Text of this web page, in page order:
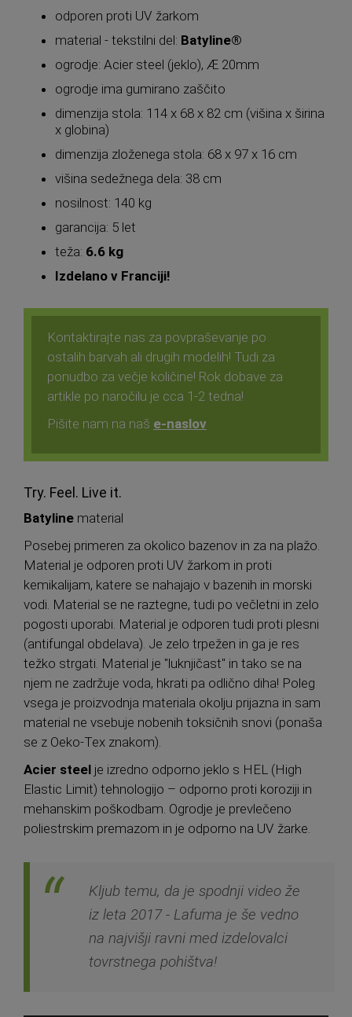
odporen proti UV žarkom
material - tekstilni del: Batyline®
ogrodje: Acier steel (jeklo), Æ 20mm
ogrodje ima gumirano zaščito
dimenzija stola: 114 x 68 x 82 cm (višina x širina
x globina)
dimenzija zloženega stola: 68 x 97 x 16 cm
višina sedežnega dela: 38 cm
nosilnost: 140 kg
garancija: 5 let
teža: 6.6 kg
Izdelano v Franciji!
Kontaktirajte nas za povpraševanje po
ostalih barvah ali drugih modelih! Tudi za
ponudbo za večje količine! Rok dobave za
artikle po naročilu je cca 1-2 tedna!
Pišite nam na naš e-naslov
Try. Feel. Live it.
Batyline material
Posebej primeren za okolico bazenov in za na plažo.
Material je odporen proti UV žarkom in proti
kemikalijam, katere se nahajajo v bazenih in morski
vodi. Material se ne raztegne, tudi po večletni in zelo
pogosti uporabi. Material je odporen tudi proti plesni
(antifungal obdelava). Je zelo trpežen in ga je res
težko strgati. Material je "luknjičast" in tako se na
njem ne zadržuje voda, hkrati pa odlično diha! Poleg
vsega je proizvodnja materiala okolju prijazna in sam
material ne vsebuje nobenih toksičnih snovi (ponaša
se z Oeko-Tex znakom).
Acier steel je izredno odporno jeklo s HEL (High
Elastic Limit) tehnologijo – odporno proti koroziji in
mehanskim poškodbam. Ogrodje je prevlečeno
poliestrskim premazom in je odporno na UV žarke.
Kljub temu, da je spodnji video že
iz leta 2017 - Lafuma je še vedno
na najvišji ravni med izdelovalci
tovrstnega pohištva!